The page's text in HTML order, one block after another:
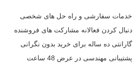
خدمات سفارشی و راه حل های شخصی
دنبال کردن فعالانه مشارکت های فروشنده
گارانتی ده ساله برای خرید بدون نگرانی
پشتیبانی مهندسی در عرض 48 ساعت